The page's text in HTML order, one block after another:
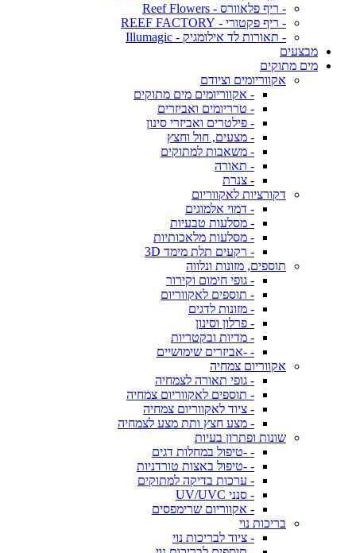
- ריף פלאוורס - Reef Flowers
- ריף פקטורי - REEF FACTORY
- תאורות לד אילומגיק - Illumagic
מבצעים
מים מתוקים
אקווריומים וציודם
- אקווריומים מים מתוקים
- טרריומים ואביזרים
- פילטרים ואביזרי סינון
- מצעים, חול וחצץ
- משאבות למתוקים
- תאורה
- צנרת
דקורציות לאקווריום
- דמוי אלמוגים
- מסלעות טבעיות
- מסלעות מלאכותיות
- רקעים תלת מימד 3D
תוספים, מזונות ונלווה
- גופי חימום וקירור
- תוספים לאקווריום
- מזונות לדגים
- פרלון וסינון
- מדיות ובקטריות
- -אביזרים שימושיים
אקווריום צמחיה
- גופי תאורה לצמחיה
- תוספים לאקווריום צמחיה
- ציוד לאקווריום צמחיה
- מצע חצץ ותת מצע לצמחיה
שונות ופתרון בעיות
- -טיפול במחלות דגים
- -טיפול באצות טורדניות
- ערכות בדיקה למתוקים
- סנני UV/UVC
- אקווריום שרימפסים
בריכות נוי
- ציוד לבריכות נוי